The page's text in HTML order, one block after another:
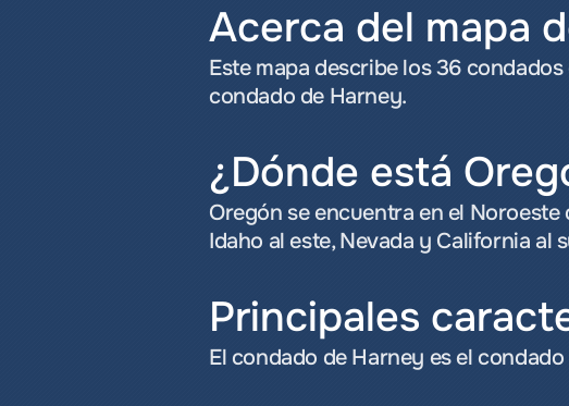
Acerca del mapa
Este mapa describe los 36
condado de Harney.
¿Dónde está
Oregón se encuentra en el
Idaho al este, Nevada y California al
Principales
El condado de Harney es el